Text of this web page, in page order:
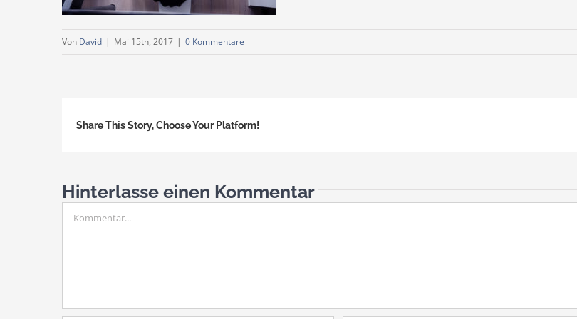
Von David | Mai 15th, 2017 | 0 Kommentare
Share This Story, Choose Your Platform!
Hinterlasse einen Kommentar